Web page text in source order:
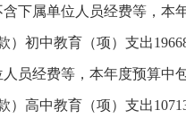
下属单位人员经费等，本
）初中教育（项）支出
员经费等，本年度预算中
）高中教育（项）支出